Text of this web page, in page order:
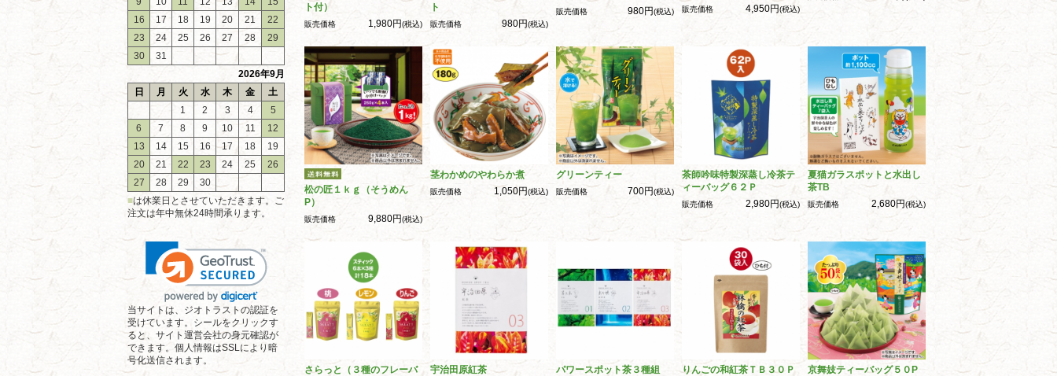
16
17 18 19 20 21
22
23
24 25 26 27 28
29
30
31
2026年9月
日
月 火 水 木 金
土
1
2 3 4
5
6
7 8 9 10 11
12
13
14 15 16 17 18
19
20
21 22 23 24 25
26
27
28 29
30
■は休業日とさせていただきます。ご
注文は年中無休24時間承ります。
当サイトは、ジオトラストの認証を
受けています。シールをクリックす
ると、サイト運営会社の身元確認が
できます。個人情報はSSLにより暗
号化送信されます。
ト付）
販売価格 1,980円(税込)
ト
販売価格 980円(税込)
販売価格 980円(税込) 販売価格 4,950円(税込)
松の匠１ｋｇ（そうめん
P）
販売価格 9,880円(税込)
茎わかめのやわらか煮
販売価格 1,050円(税込)
グリーンティー
販売価格 700円(税込)
茶師吟味特製深蒸し冷茶テ
ィーバッグ６２Ｐ
販売価格 2,980円(税込)
夏猫ガラスポットと水出し
茶TB
販売価格 2,680円(税込)
さらっと（３種のフレーバ
宇治田原紅茶 パワースポット茶３種組 りんごの和紅茶ＴＢ３０Ｐ 京舞妓ティーバッグ５０P